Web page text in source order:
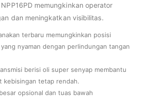
memungkinkan operator
dan meningkatkan visibilitas.
terbaru memungkinkan posisi
nyaman dengan perlindungan tangan
berisi oli super senyap membantu
kebisingan tetap rendah.
opsional dan tuas bawah